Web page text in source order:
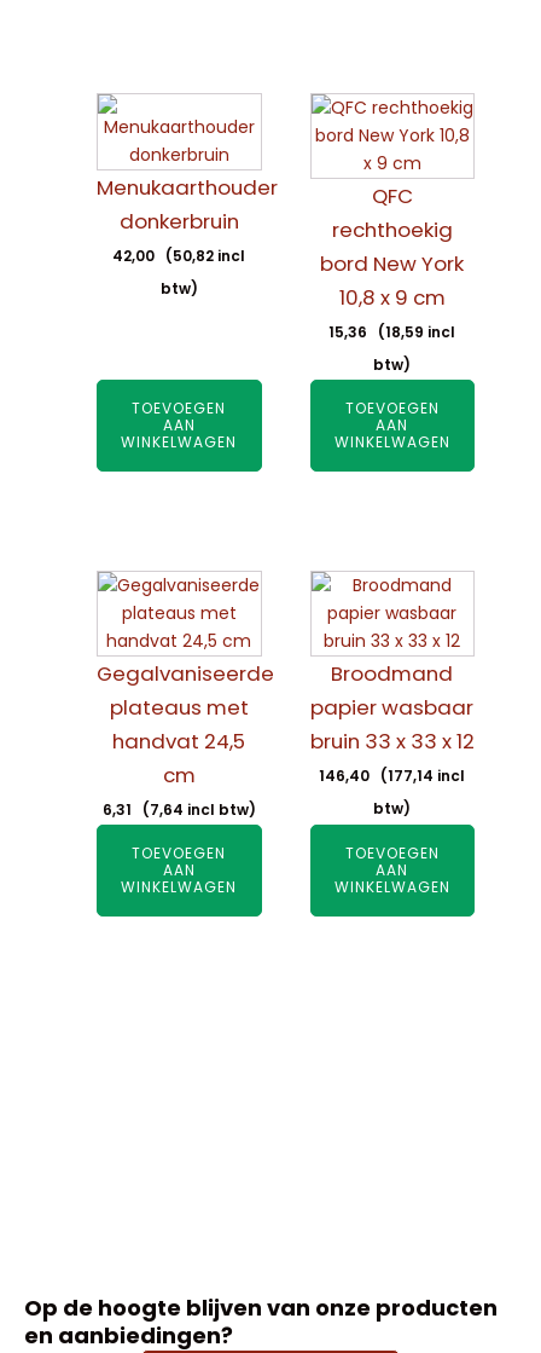
Menukaarthouder
donkerbruin
42,00 (50,82 incl
btw)
TOEVOEGEN
AAN
WINKELWAGEN
QFC
rechthoekig
bord New York
10,8 x 9 cm
15,36 (18,59 incl
btw)
TOEVOEGEN
AAN
WINKELWAGEN
Gegalvaniseerde
plateaus met
handvat 24,5
cm
6,31 (7,64 incl btw)
TOEVOEGEN
AAN
WINKELWAGEN
Broodmand
papier wasbaar
bruin 33 x 33 x 12
146,40 (177,14 incl
btw)
TOEVOEGEN
AAN
WINKELWAGEN
Op de hoogte blijven van onze producten
en aanbiedingen?